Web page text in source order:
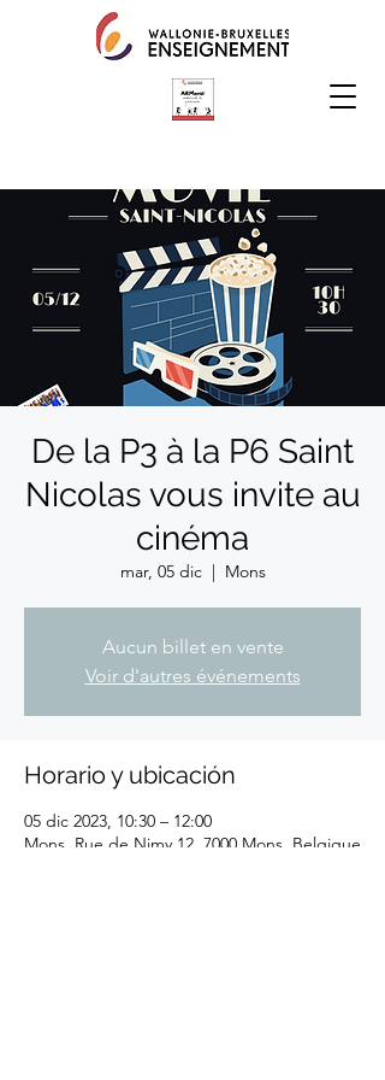
De la P3 à la P6 Saint
Nicolas vous invite au
cinéma
mar, 05 dic
  |
Mons
Aucun billet en vente
Voir d'autres événements
Horario y ubicación
05 dic 2023, 10:30 – 12:00
Mons, Rue de Nimy 12, 7000 Mons, Belgique